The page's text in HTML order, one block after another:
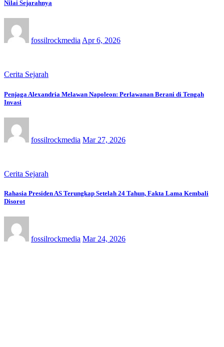
Nilai Sejarahnya
fossilrockmedia Apr 6, 2026
Cerita Sejarah
Penjaga Alexandria Melawan Napoleon: Perlawanan Berani di Tengah
Invasi
fossilrockmedia Mar 27, 2026
Cerita Sejarah
Rahasia Presiden AS Terungkap Setelah 24 Tahun, Fakta Lama Kembali
Disorot
fossilrockmedia Mar 24, 2026